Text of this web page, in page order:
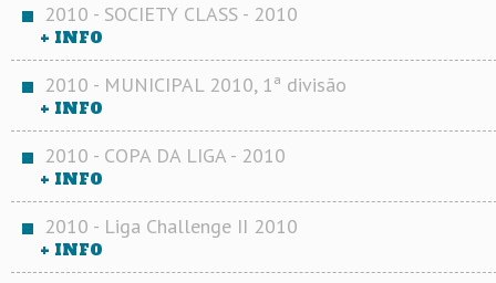
2010 - SOCIETY CLASS - 2010
+ INFO
2010 - MUNICIPAL 2010, 1ª divisão
+ INFO
2010 - COPA DA LIGA - 2010
+ INFO
2010 - Liga Challenge II 2010
+ INFO